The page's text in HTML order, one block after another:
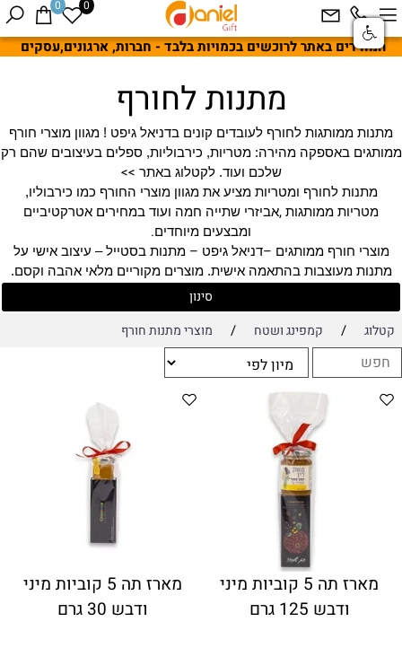
המחירים באתר לרוכשים בכמויות בלבד - חברות, ארגונים,עסקים
0 0
מתנות לחורף
מתנות ממותגות לחורף לעובדים קונים בדניאל גיפט ! מגוון מוצרי חורף
ממותגים באספקה מהירה: מטריות, כירבוליות, ספלים בעיצובים שהם רק
שלכם ועוד. לקטלוג באתר <<
מתנות לחורף ומטריות מציע את מגוון מוצרי החורף כמו כירבוליו,
מטריות ממותגות ,אביזרי שתייה חמה ועוד במחירים אטרקטיביים
ומבצעים מיוחדים.
מוצרי חורף ממותגים –דניאל גיפט –מתנות בסטייל – עיצוב אישי על
מתנות מעוצבות בהתאמה אישית. מוצרים מקוריים מלאי אהבה וקסם.
סינון
קטלוג
/ קמפינג ושטח / מוצרי מתנות חורף
מארז תה 5 קוביות מיני
ודבש 125 גרם
מארז תה 5 קוביות מיני
ודבש 30 גרם